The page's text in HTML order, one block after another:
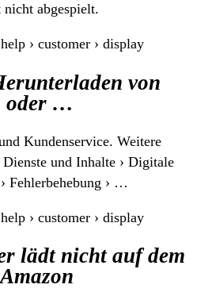
nicht abgespielt.
› customer › display
von
oder …
Kundenservice. Weitere
und Inhalte › Digitale
Fehlerbehebung › …
› customer › display
lädt nicht auf dem